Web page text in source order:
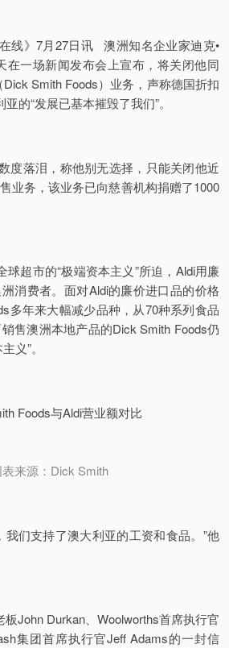
线》7月27日讯 澳洲知名企业家迪克•
在一场新闻发布会上宣布，将关闭他同
Smith Foods）业务，声称德国折扣
的“发展已基本摧毁了我们”。
度落泪，称他别无选择，只能关闭他近
业务，该业务已向慈善机构捐赠了1000
球超市的“极端资本主义”所迫，Aldi用廉
消费者。面对Aldi的廉价进口品的价格
多年来大幅减少品种，从70种系列食品
售澳洲本地产品的Dick Smith Foods仍
义”。
Foods与Aldi营业额对比
表来源：Dick Smith
我们支持了澳大利亚的工资和食品。”他
John Durkan、Woolworths首席执行官
集团首席执行官Jeff Adams的一封信